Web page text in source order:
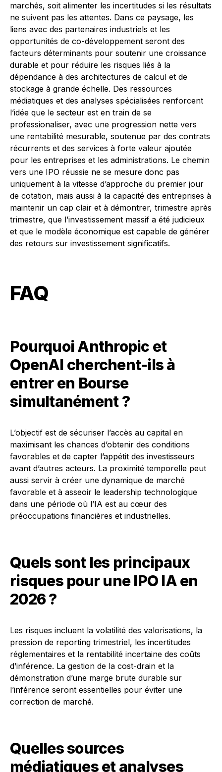
marchés, soit alimenter les incertitudes si les résultats
ne suivent pas les attentes. Dans ce paysage, les
liens avec des partenaires industriels et les
opportunités de co-développement seront des
facteurs déterminants pour soutenir une croissance
durable et pour réduire les risques liés à la
dépendance à des architectures de calcul et de
stockage à grande échelle. Des ressources
médiatiques et des analyses spécialisées renforcent
l’idée que le secteur est en train de se
professionaliser, avec une progression nette vers
une rentabilité mesurable, soutenue par des contrats
récurrents et des services à forte valeur ajoutée
pour les entreprises et les administrations. Le chemin
vers une IPO réussie ne se mesure donc pas
uniquement à la vitesse d’approche du premier jour
de cotation, mais aussi à la capacité des entreprises à
maintenir un cap clair et à démontrer, trimestre après
trimestre, que l’investissement massif a été judicieux
et que le modèle économique est capable de générer
des retours sur investissement significatifs.
FAQ
Pourquoi Anthropic et
OpenAI cherchent-ils à
entrer en Bourse
simultanément ?
L’objectif est de sécuriser l’accès au capital en
maximisant les chances d’obtenir des conditions
favorables et de capter l’appétit des investisseurs
avant d’autres acteurs. La proximité temporelle peut
aussi servir à créer une dynamique de marché
favorable et à asseoir le leadership technologique
dans une période où l’IA est au cœur des
préoccupations financières et industrielles.
Quels sont les principaux
risques pour une IPO IA en
2026 ?
Les risques incluent la volatilité des valorisations, la
pression de reporting trimestriel, les incertitudes
réglementaires et la rentabilité incertaine des coûts
d’inférence. La gestion de la cost-drain et la
démonstration d’une marge brute durable sur
l’inférence seront essentielles pour éviter une
correction de marché.
Quelles sources
médiatiques et analyses